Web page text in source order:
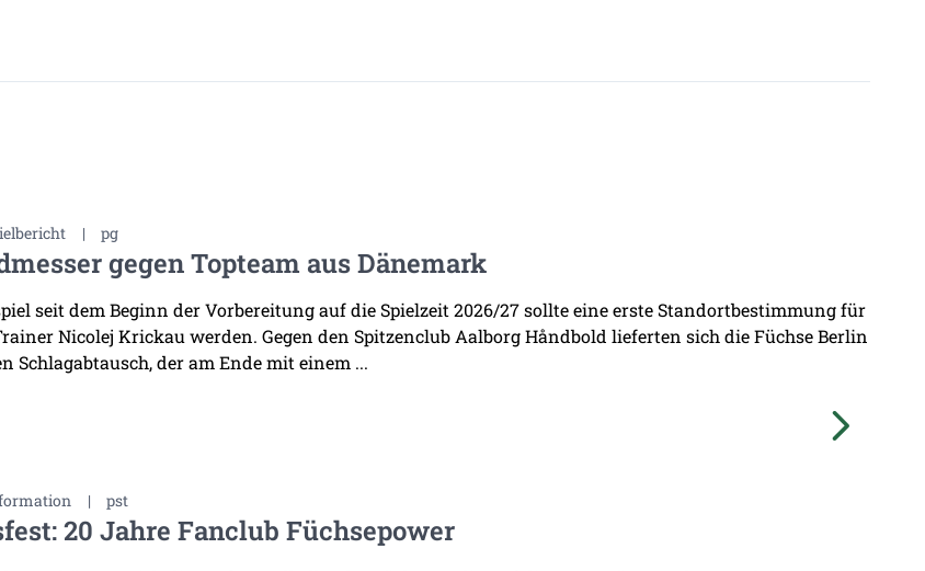
| pg
gegen Topteam aus Dänemark
seit dem Beginn der Vorbereitung auf die Spielzeit 2026/27 sollte eine erste Standortbestimmung für
Nicolej Krickau werden. Gegen den Spitzenclub Aalborg Håndbold lieferten sich die Füchse Berlin
Schlagabtausch, der am Ende mit einem ...
| pst
20 Jahre Fanclub Füchsepower